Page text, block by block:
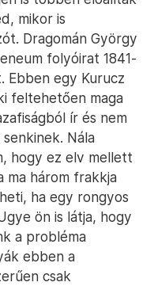
mikor is
Dragomán György
folyóirat 1841-
Ebben egy Kurucz
feltehetően maga
ír és nem
Nála
hogy ez elv mellett
ma három frakkja
ha egy rongyos
ön is látja, hogy
a probléma
ebben a
csak